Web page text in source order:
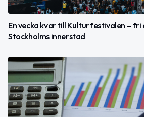
En vecka kvar till Kulturfestivalen – fri
Stockholms innerstad